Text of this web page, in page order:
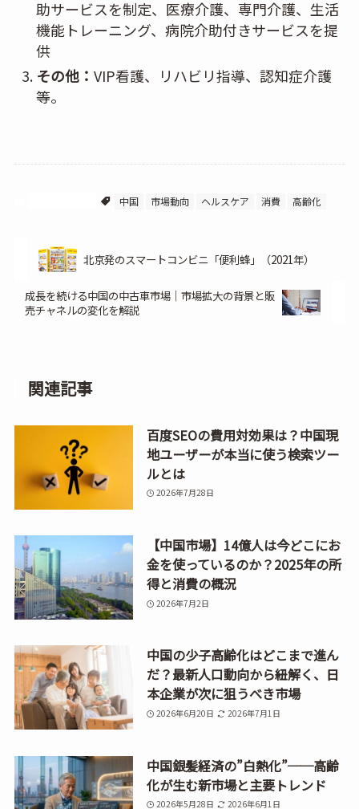
助サービスを制定、医療介護、専門介護、生活
機能トレーニング、病院介助付きサービスを提
供
その他： VIP看護、リハビリ指導、認知症介護
等。
中国 市場動向 ヘルスケア 消費 高齢化
北京発のスマートコンビニ「便利蜂」（2021年）
成長を続ける中国の中古車市場｜市場拡大の背景と販
売チャネルの変化を解説
関連記事
百度SEOの費用対効果は？中国現
地ユーザーが本当に使う検索ツー
ルとは
2026年7月28日
【中国市場】14億人は今どこにお
金を使っているのか？2025年の所
得と消費の概況
2026年7月2日
中国の少子高齢化はどこまで進ん
だ？最新人口動向から紐解く、日
本企業が次に狙うべき市場
2026年6月20日 2026年7月1日
中国銀髪経済の”白熱化”──高齢
化が生む新市場と主要トレンド
2026年5月28日 2026年6月1日